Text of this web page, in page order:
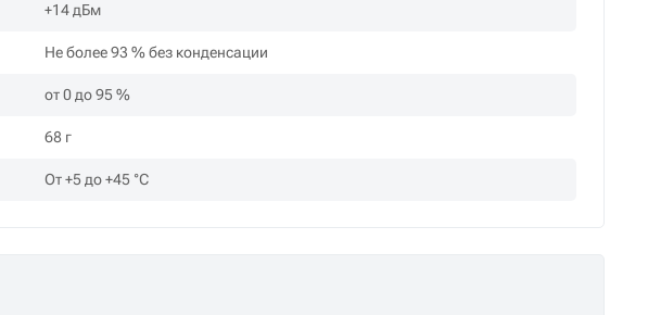
+14 дБм
Не более 93 % без конденсации
от 0 до 95 %
68 г
От +5 до +45 °C